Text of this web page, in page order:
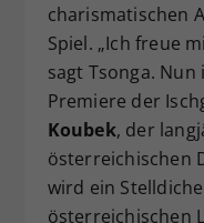
charismatischen
Spiel. „Ich freue
sagt Tsonga.
Premiere der
Koubek, der
österreichischen
wird ein
österreichischen